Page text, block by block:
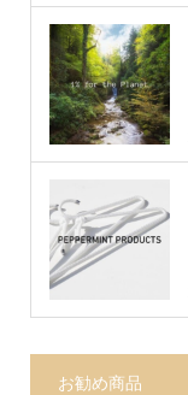
お勧め商品